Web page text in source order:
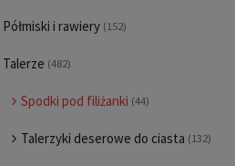
Półmiski i rawiery (152)
Talerze (482)
Spodki pod filiżanki (44)
Talerzyki deserowe do ciasta (132)